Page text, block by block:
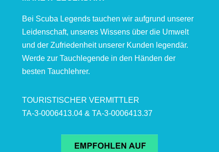
Bei Scuba Legends tauchen wir aufgrund unserer
Leidenschaft, unseres Wissens über die Umwelt
und der Zufriedenheit unserer Kunden legendär.
Werde zur Tauchlegende in den Händen der
besten Tauchlehrer.
TOURISTISCHER VERMITTLER
TA-3-0006413.04 & TA-3-0006413.37